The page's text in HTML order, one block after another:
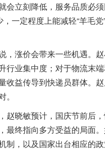
会立刻降低，服务品质必
，一定程度上能减轻“羊毛
涨价会带来一些机遇。
行业集中度；对于物流末
收益传导到快递员群体。
晓敏预计，国庆节前后
最终指向多方受益的局面
制，以及国家出台相应的